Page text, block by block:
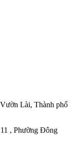
Lài, Thành phố
, Phường Đông